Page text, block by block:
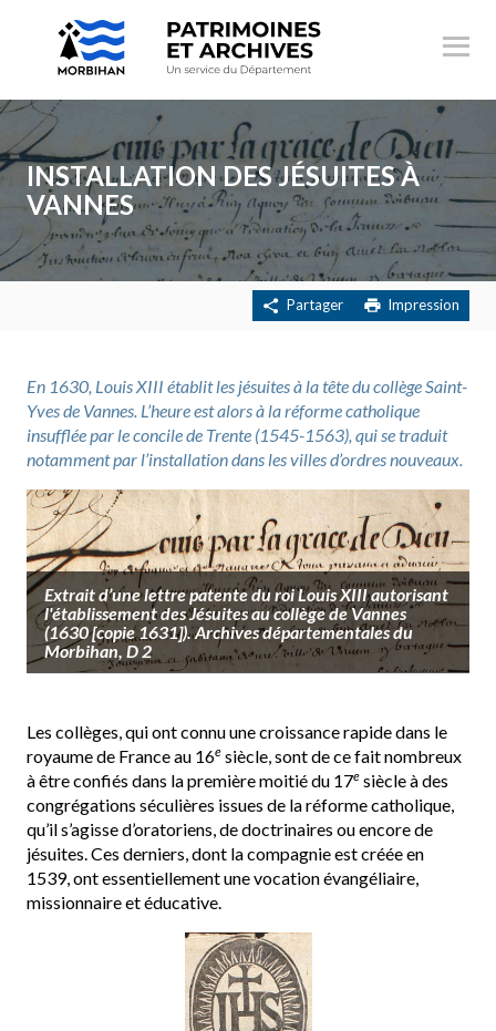
le
INSTALLATION DES JÉSUITES À
VANNES
Partager Impression
En 1630, Louis XIII établit les jésuites à la tête du collège Saint-
Yves de Vannes. L’heure est alors à la réforme catholique
insufflée par le concile de Trente (1545-1563), qui se traduit
notamment par l’installation dans les villes d’ordres nouveaux.
Extrait d’une lettre patente du roi Louis XIII autorisant
l'établissement des Jésuites au collège de Vannes
(1630 [copie 1631]). Archives départementales du
Morbihan, D 2
Les collèges, qui ont connu une croissance rapide dans le
royaume de France au 16e siècle, sont de ce fait nombreux
à être confiés dans la première moitié du 17e siècle à des
congrégations séculières issues de la réforme catholique,
qu’il s’agisse d’oratoriens, de doctrinaires ou encore de
jésuites. Ces derniers, dont la compagnie est créée en
1539, ont essentiellement une vocation évangéliaire,
missionnaire et éducative.